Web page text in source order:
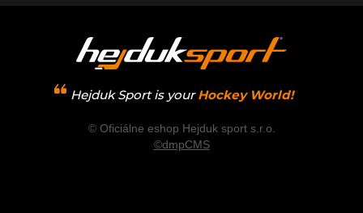
Hejduk Sport is your Hockey World!
© Oficiálne eshop Hejduk sport s.r.o.
©dmpCMS